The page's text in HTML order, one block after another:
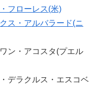
フローレス(米)
ス・アルバラード(ニ
・アコスタ(プエル
ラクルス・エスコベ